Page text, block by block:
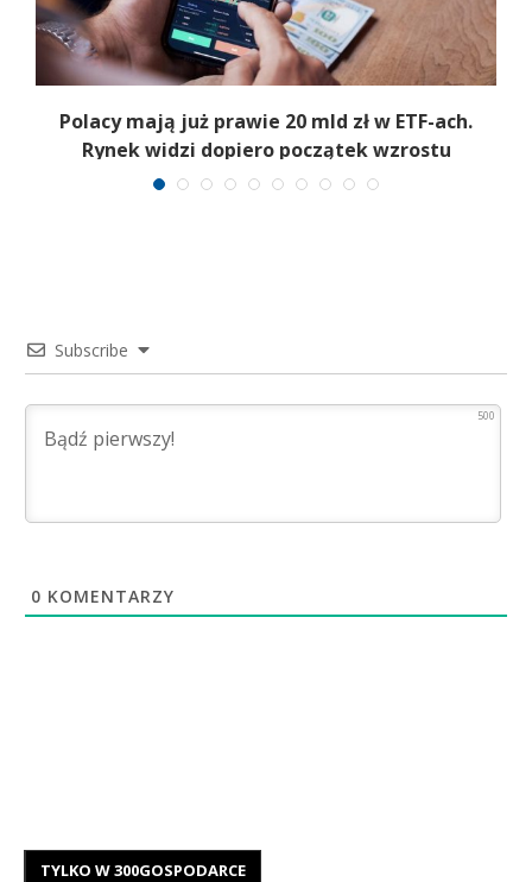
Polacy mają już prawie 20 mld zł w ETF-ach.
Rynek widzi dopiero początek wzrostu
Subscribe
500
0 KOMENTARZY
TYLKO W 300GOSPODARCE